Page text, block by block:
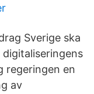
Sverige ska
regeringen en
av